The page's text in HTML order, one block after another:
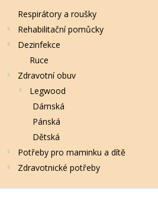
Respirátory a roušky
Rehabilitační pomůcky
Dezinfekce
Ruce
Zdravotní obuv
Legwood
Dámská
Pánská
Dětská
Potřeby pro maminku a dítě
Zdravotnické potřeby